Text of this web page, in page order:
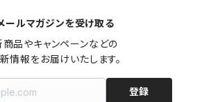
ールマガジンを受け取る
商品やキャンペーンなどの
情報をお届けいたします。
登録